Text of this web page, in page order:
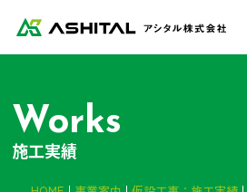
Works
施工実績